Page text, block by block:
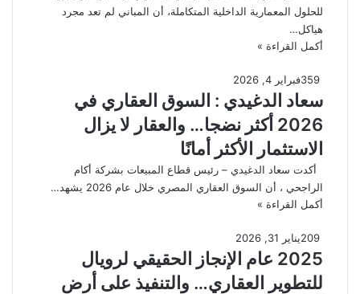
للحلول المعمارية الداخلية المتكاملة، أن المباني لم تعد مجرد
هياكل…
أكمل القراءة »
فبراير 4, 2026
سعاد الدغيدي : السوق العقاري في
2026 أكثر نضجا… والعقار لا يزال
الاستثمار الأكثر أمانًا
أكدت سعاد الدغيدي – رئيس قطاع المبيعات بشركة أكام
الراجحي ، أن السوق العقاري المصري خلال عام 2026 يشهد…
أكمل القراءة »
يناير 31, 2026
2025 عام الإنجاز الحقيقي لرويال
للتطوير العقاري… والتنفيذ على أرض